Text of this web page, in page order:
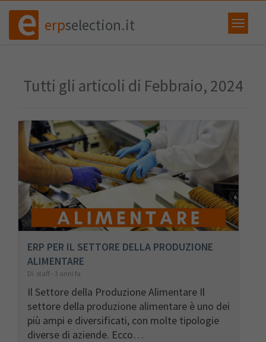
erpselection.it
Tutti gli articoli di Febbraio, 2024
ERP PER IL SETTORE DELLA PRODUZIONE
ALIMENTARE
Di staff - 3 anni fa
Il Settore della Produzione Alimentare Il
settore della produzione alimentare è uno dei
più ampi e diversificati, con molte tipologie
diverse di aziende. Ecco…